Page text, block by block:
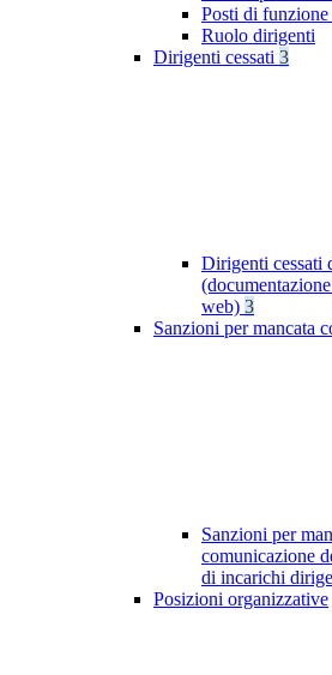
Posti di
Ruolo dirigenti
Dirigenti cessati 3
Dirigenti cessati
web) 3
Sanzioni per mancata
Sanzioni per
comunicazione
di incarichi
Posizioni organizzative